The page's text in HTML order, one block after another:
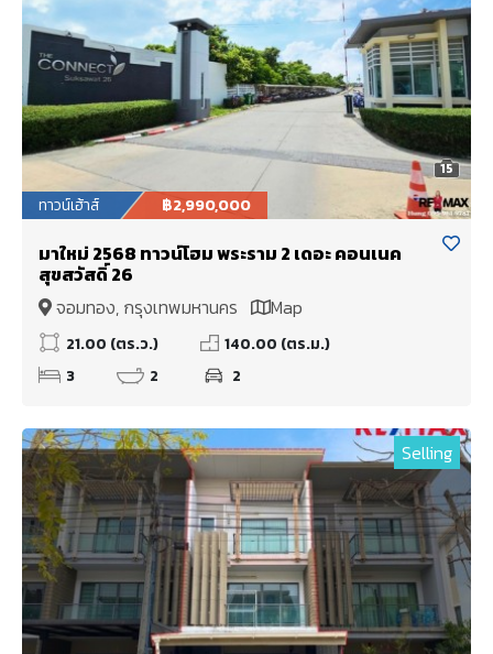
15
ทาวน์เฮ้าส์ ฿2,990,000
มาใหม่ 2568 ทาวน์โฮม พระราม 2 เดอะ คอนเนค
สุขสวัสดิ์ 26
จอมทอง, กรุงเทพมหานคร
Map
21.00 (ตร.ว.)
140.00 (ตร.ม.)
3
2 2
Selling